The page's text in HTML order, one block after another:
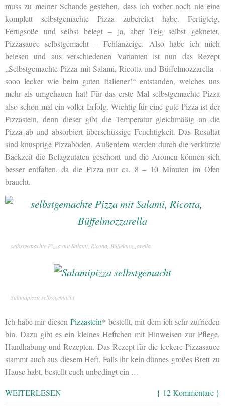
muss zu meiner Schande gestehen, dass ich vorher noch nie eine
komplett selbstgemachte Pizza zubereitet habe. Fertigteig,
Fertigsoße und selbst belegt – ja, aber Teig selbst geknetet,
Pizzasauce selbstgemacht – Fehlanzeige. Also habe ich mich
belesen und aus verschiedenen Varianten ist nun das Rezept
„Selbstgemachte Pizza mit Salami, Ricotta und Büffelmozzarella –
sooo lecker wie beim guten Italiener!“ entstanden, welches uns
mehr als umgehauen hat! Für das erste Mal selbstgemachte Pizza
also schon mal ein voller Erfolg. Wichtig für eine gute Pizza ist der
Pizzastein, denn dieser gibt die Temperatur gleichmäßig an die
Pizza ab und absorbiert überschüssige Feuchtigkeit. Das Resultat
sind knusprige Pizzaböden. Außerdem werden durch die verkürzte
Backzeit die Belagzutaten geschont und die Aromen können sich
besser entfalten, da die Pizza nur ca. 8 – 10 Minuten im Ofen
braucht.
selbstgemachte Pizza mit Salami, Ricotta, Büffelmozzarella
Salamipizza selbstgemacht
Ich habe mir diesen Pizzastein* bestellt, mit dem ich sehr zufrieden
bin. Dazu gibt es ein kleines Heftchen mit Hinweisen zur Pflege,
Handhabung und Rezepten. Das Rezept für die leckere Pizzasauce
stammt auch aus diesem Heft. Falls ihr kein dünnes großes Brett zu
Hause habt, bestellt euch unbedingt ein …
WEITERLESEN { 12 Kommentare }